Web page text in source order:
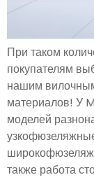
При таком
покупателям
нашим
материалов! У
моделей
также работа